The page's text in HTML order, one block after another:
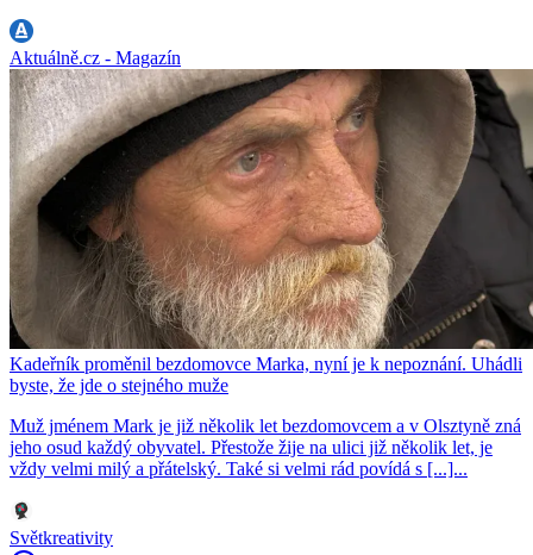
Aktuálně.cz - Magazín
Kadeřník proměnil bezdomovce Marka, nyní je k nepoznání. Uhádli
byste, že jde o stejného muže
Muž jménem Mark je již několik let bezdomovcem a v Olsztyně zná
jeho osud každý obyvatel. Přestože žije na ulici již několik let, je
vždy velmi milý a přátelský. Také si velmi rád povídá s [...]...
Světkreativity